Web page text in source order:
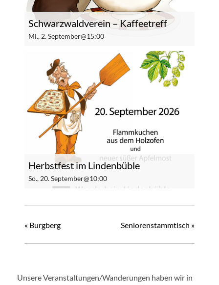
Schwarzwaldverein – Kaffeetreff
Mi., 2. September@15:00
Herbstfest im Lindenbüble
So., 20. September@10:00
« Burgberg Seniorenstammtisch »
Unsere Veranstaltungen/Wanderungen haben wir in